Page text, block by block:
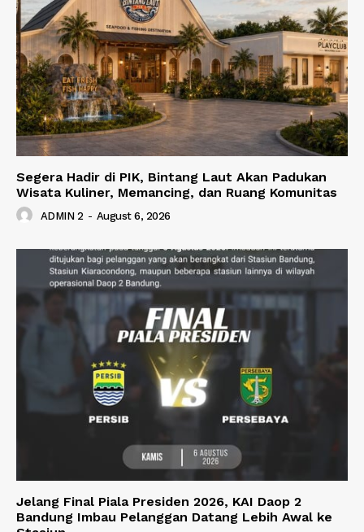
Segera Hadir di PIK, Bintang Laut Akan Padukan
Wisata Kuliner, Memancing, dan Ruang Komunitas
ADMIN 2 - August 6, 2026
Jelang Final Piala Presiden 2026, KAI Daop 2
Bandung Imbau Pelanggan Datang Lebih Awal ke